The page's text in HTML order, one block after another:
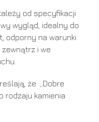
od specyfikacji
wygląd, idealny do
odporny na warunki
i we
że: „Dobre
rodzaju kamienia